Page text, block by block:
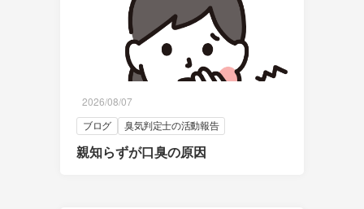
2026/08/07
ブログ 臭気判定士の活動報告
親知らずが口臭の原因